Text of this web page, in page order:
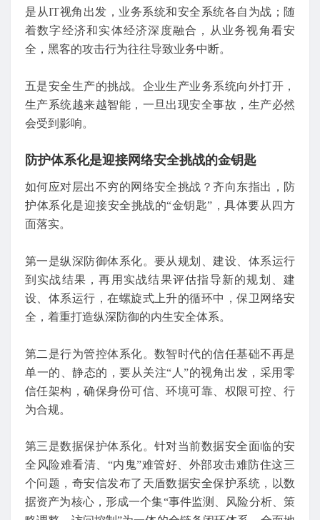
是从IT视角出发，业务系统和安全系统各自为战；随
着数字经济和实体经济深度融合，从业务视角看安
全，黑客的攻击行为往往导致业务中断。
五是安全生产的挑战。企业生产业务系统向外打开，
生产系统越来越智能，一旦出现安全事故，生产必然
会受到影响。
防护体系化是迎接网络安全挑战的金钥匙
如何应对层出不穷的网络安全挑战？齐向东指出，防
护体系化是迎接安全挑战的“金钥匙”，具体要从四方
面落实。
第一是纵深防御体系化。要从规划、建设、体系运行
到实战结果，再用实战结果评估指导新的规划、建
设、体系运行，在螺旋式上升的循环中，保卫网络安
全，着重打造纵深防御的内生安全体系。
第二是行为管控体系化。数智时代的信任基础不再是
单一的、静态的，要从关注“人”的视角出发，采用零
信任架构，确保身份可信、环境可靠、权限可控、行
为合规。
第三是数据保护体系化。针对当前数据安全面临的安
全风险难看清、“内鬼”难管好、外部攻击难防住这三
个问题，奇安信发布了天盾数据安全保护系统，以数
据资产为核心，形成一个集“事件监测、风险分析、策